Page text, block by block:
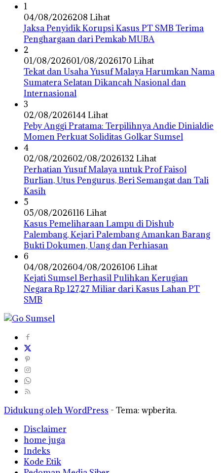
1
04/08/2026208 Lihat
Jaksa Penyidik Korupsi Kasus PT SMB Terima
Penghargaan dari Pemkab MUBA
2
01/08/202601/08/2026170 Lihat
Tekat dan Usaha Yusuf Malaya Harumkan Nama
Sumatera Selatan Dikancah Nasional dan
Internasional
3
02/08/2026144 Lihat
Peby Anggi Pratama: Terpilihnya Andie Dinialdie
Momen Perkuat Soliditas Golkar Sumsel
4
02/08/202602/08/2026132 Lihat
Perhatian Yusuf Malaya untuk Prof Faisol
Burlian, Utus Pengurus, Beri Semangat dan Tali
Kasih
5
05/08/2026116 Lihat
Kasus Pemeliharaan Lampu di Dishub
Palembang, Kejari Palembang Amankan Barang
Bukti Dokumen, Uang dan Perhiasan
6
04/08/202604/08/2026106 Lihat
Kejati Sumsel Berhasil Pulihkan Kerugian
Negara Rp 127,27 Miliar dari Kasus Lahan PT
SMB
Didukung oleh WordPress - Tema: wpberita.
Disclaimer
home juga
Indeks
Kode Etik